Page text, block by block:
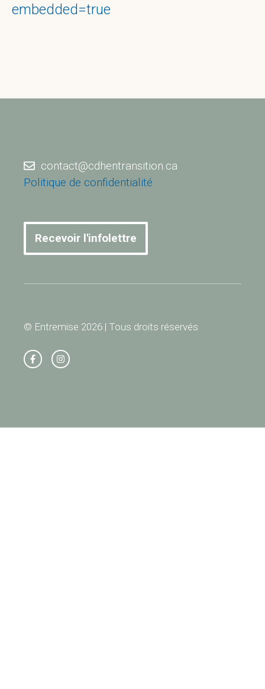
embedded=true
contact@cdhentransition.ca
Politique de confidentialité
Recevoir l'infolettre
© Entremise 2026 | Tous droits réservés